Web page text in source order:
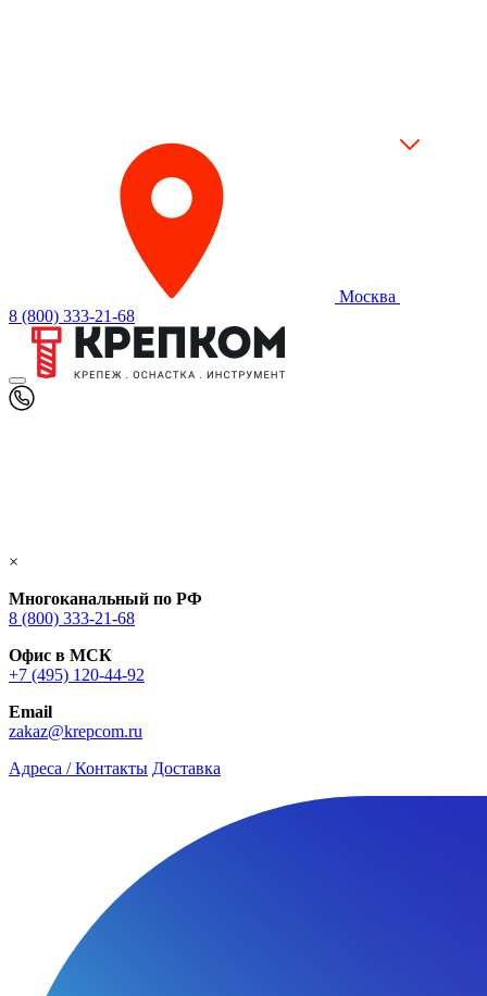
Москва
8 (800) 333-21-68
×
Многоканальный по РФ
8 (800) 333‑21-68
Офис в МСК
+7 (495) 120-44-92
Email
zakaz@krepcom.ru
Адреса / Контакты Доставка